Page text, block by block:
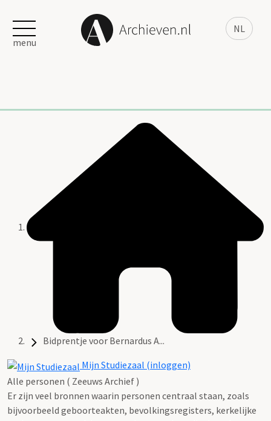
NL
menu
Bidprentje voor Bernardus A...
Mijn Studiezaal (inloggen)
Alle personen ( Zeeuws Archief )
Er zijn veel bronnen waarin personen centraal staan, zoals
bijvoorbeeld geboorteakten, bevolkingsregisters, kerkelijke